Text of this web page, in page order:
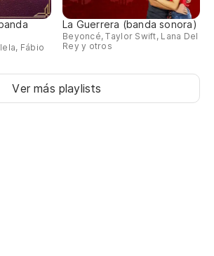
Fábio
La Guerrera (banda sonora)
Beyoncé, Taylor Swift, Lana Del
Rey y otros
Ver más playlists